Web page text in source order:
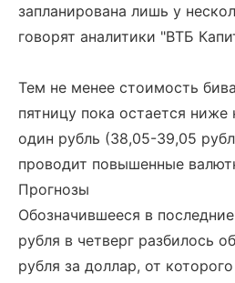
запланирована лишь у
говорят аналитики "ВТБ
Тем не менее стоимость
пятницу пока остается
один рубль (38,05-39,05
проводит повышенные
Прогнозы
Обозначившееся в
рубля в четверг разбилось
рубля за доллар, от